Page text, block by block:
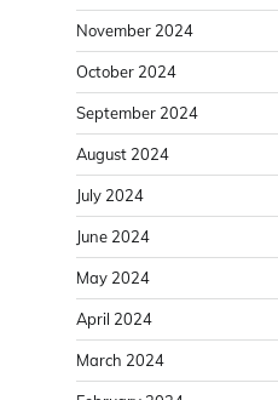
November 2024
October 2024
September 2024
August 2024
July 2024
June 2024
May 2024
April 2024
March 2024